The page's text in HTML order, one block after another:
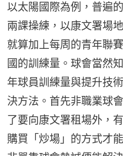
以太陽國際為例，普遍
兩課操練，以康文署場
就算加上每周的青年聯
國的訓練量。球會當然
年球員訓練量與提升技
決方法。首先非職業球
了要向康文署租場外，
購買「炒場」的方式才